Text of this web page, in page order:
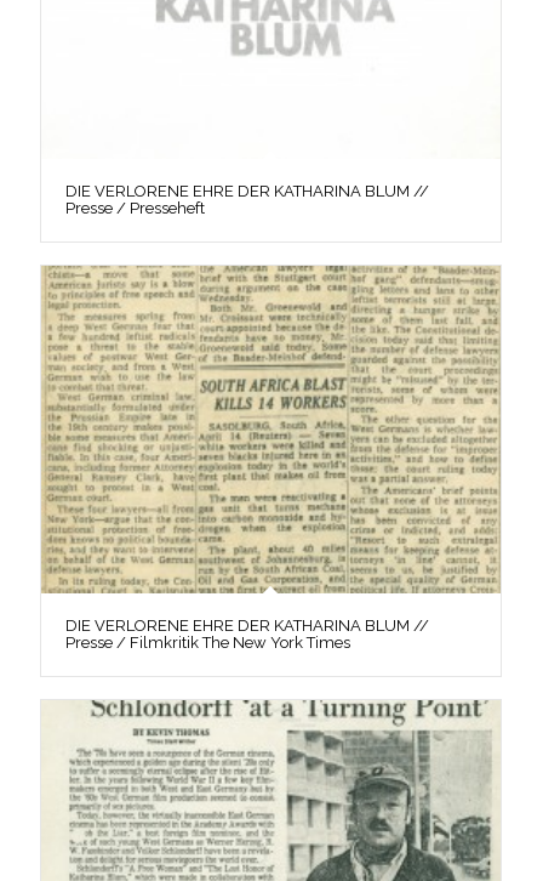
DIE VERLORENE EHRE DER KATHARINA BLUM //
Presse / Presseheft
DIE VERLORENE EHRE DER KATHARINA BLUM //
Presse / Filmkritik The New York Times